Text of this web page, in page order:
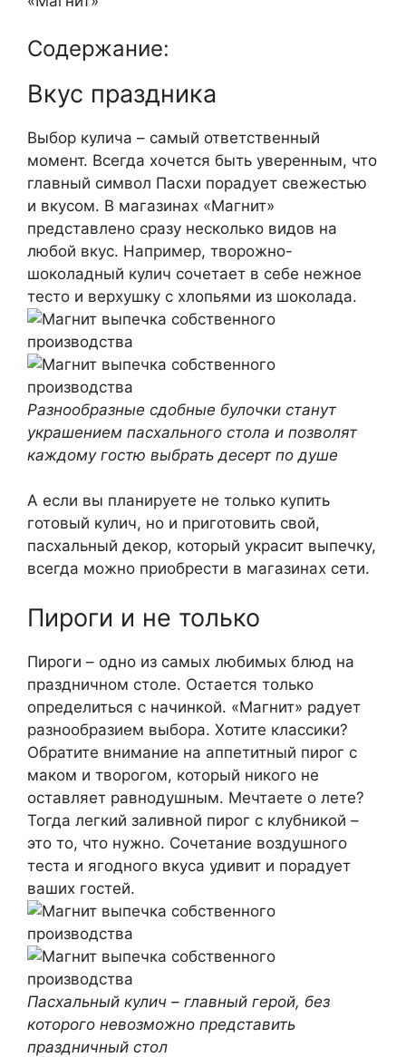
Содержание:
Вкус праздника
Выбор кулича – самый ответственный
момент. Всегда хочется быть уверенным, что
главный символ Пасхи порадует свежестью
и вкусом. В магазинах «Магнит»
представлено сразу несколько видов на
любой вкус. Например, творожно-
шоколадный кулич сочетает в себе нежное
тесто и верхушку с хлопьями из шоколада.
Разнообразные сдобные булочки станут
украшением пасхального стола и позволят
каждому гостю выбрать десерт по душе
А если вы планируете не только купить
готовый кулич, но и приготовить свой,
пасхальный декор, который украсит выпечку,
всегда можно приобрести в магазинах сети.
Пироги и не только
Пироги – одно из самых любимых блюд на
праздничном столе. Остается только
определиться с начинкой. «Магнит» радует
разнообразием выбора. Хотите классики?
Обратите внимание на аппетитный пирог с
маком и творогом, который никого не
оставляет равнодушным. Мечтаете о лете?
Тогда легкий заливной пирог с клубникой –
это то, что нужно. Сочетание воздушного
теста и ягодного вкуса удивит и порадует
ваших гостей.
Пасхальный кулич – главный герой, без
которого невозможно представить
праздничный стол